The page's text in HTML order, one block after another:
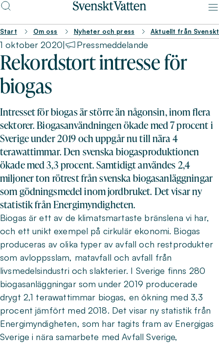
Start Om oss Nyheter och press Aktuellt från
1 oktober 2020| Pressmeddelande
Rekordstort intresse för
biogas
Intresset för biogas är större än någonsin, inom flera
sektorer. Biogasanvändningen ökade med 7 procent i
Sverige under 2019 och uppgår nu till nära 4
terawattimmar. Den svenska biogasproduktionen
ökade med 3,3 procent. Samtidigt användes 2,4
miljoner ton rötrest från svenska biogasanläggningar
som gödningsmedel inom jordbruket. Det visar ny
statistik från Energimyndigheten.
Biogas är ett av de klimatsmartaste bränslena vi har,
och ett unikt exempel på cirkulär ekonomi. Biogas
produceras av olika typer av avfall och restprodukter
som avloppsslam, matavfall och avfall från
livsmedelsindustri och slakterier. I Sverige finns 280
biogasanläggningar som under 2019 producerade
drygt 2,1 terawattimmar biogas, en ökning med 3,3
procent jämfört med 2018. Det visar ny statistik från
Energimyndigheten, som har tagits fram av Energigas
Sverige i nära samarbete med Avfall Sverige,